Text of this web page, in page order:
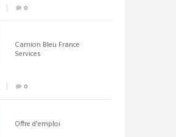
0
Camion Bleu France
Services
0
Offre d'emploi